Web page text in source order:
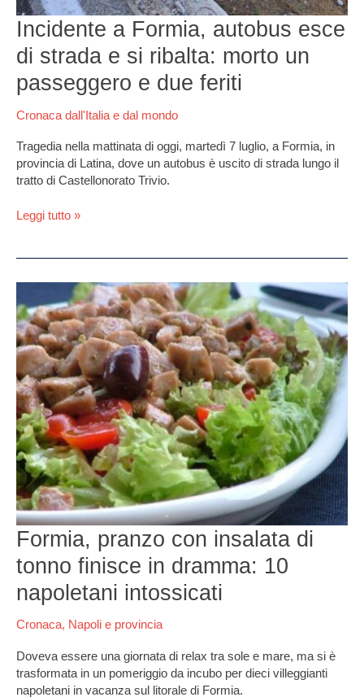
Incidente a Formia, autobus esce
di strada e si ribalta: morto un
passeggero e due feriti
Cronaca dall'Italia e dal mondo
Tragedia nella mattinata di oggi, martedì 7 luglio, a Formia, in
provincia di Latina, dove un autobus è uscito di strada lungo il
tratto di Castellonorato Trivio.
e
due
Leggi tutto »
Formia, pranzo con insalata di
tonno finisce in dramma: 10
napoletani intossicati
Cronaca, Napoli e provincia
Doveva essere una giornata di relax tra sole e mare, ma si è
trasformata in un pomeriggio da incubo per dieci villeggianti
napoletani in vacanza sul litorale di Formia.
pranzo
con
insalata
di
tonno
finisce
in
dramma:
10
napoletani
intossicati